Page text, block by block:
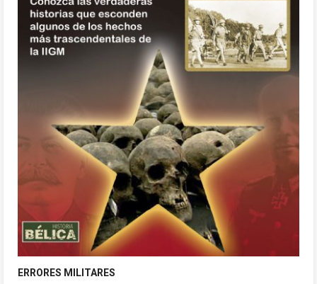
ERRORES MILITARES